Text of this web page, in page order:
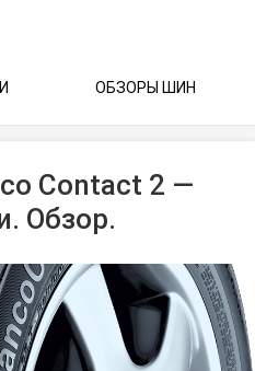
ОБЗОРЫ ШИН
Contact 2 —
Обзор.